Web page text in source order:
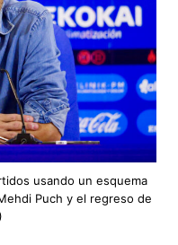
usando un esquema
Puch y el regreso de